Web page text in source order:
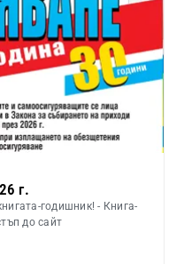
г.
годишник! - Книга-
до сайт